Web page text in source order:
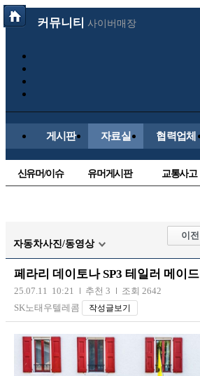
커뮤니티 사이버매장
게시판 자료실 협력업체
신유머/이슈 유머게시판 교통사고
자유사진
트럭/버스 항공/해운/철도
장착시공사진
자동차사진/동영상
이전
페라리 데이토나 SP3 테일러 메이드
25.07.11 10:21 추천 3
조회 2642
SK노태우텔레콤
작성글보기